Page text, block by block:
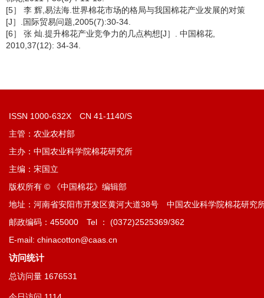
[5］ 李 辉,易法海.世界棉花市场的格局与我国棉花产业发展的对策
[J］.国际贸易问题,2005(7):30-34.
[6］ 张 灿.提升棉花产业竞争力的几点构想[J］. 中国棉花,
2010,37(12): 34-34.
ISSN 1000-632X CN 41-1140/S
主管：农业农村部
主办：中国农业科学院棉花研究所
主编：宋国立
版权所有 © 《中国棉花》编辑部
地址：河南省安阳市开发区黄河大道38号 中国农业科学院棉花研究
邮政编码：455000 Tel ： (0372)2525369/362
E-mail: chinacotton@caas.cn
访问统计
总访问量 1676531